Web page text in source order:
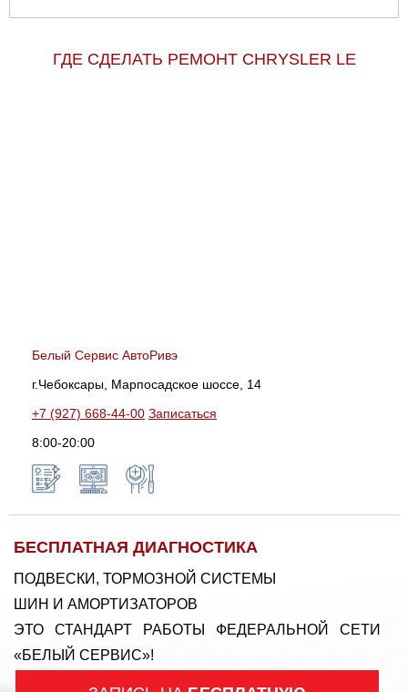
ГДЕ СДЕЛАТЬ РЕМОНТ CHRYSLER LE
Белый Сервис АвтоРивэ
г.Чебоксары, Марпосадское шоссе, 14
+7 (927) 668-44-00 Записаться
8:00-20:00
БЕСПЛАТНАЯ ДИАГНОСТИКА
ПОДВЕСКИ, ТОРМОЗНОЙ СИСТЕМЫ
ШИН И АМОРТИЗАТОРОВ
ЭТО СТАНДАРТ РАБОТЫ ФЕДЕРАЛЬНОЙ СЕТИ
«БЕЛЫЙ СЕРВИС»!